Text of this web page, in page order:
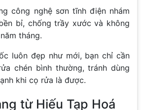
công nghệ sơn tĩnh điện nhám
bỉ, chống trầy xước và không
tháng.
luôn đẹp như mới, bạn chỉ cần
chén bình thường, tránh dùng
khi cọ rửa là được.
từ Hiếu Tạp Hoá